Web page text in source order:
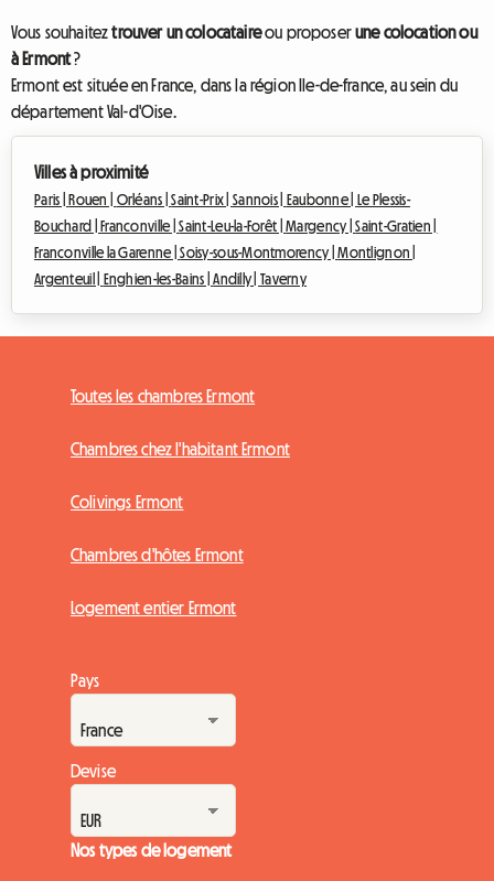
Vous souhaiteztrouver un colocataireou proposerune colocation ou
à Ermont?
Ermont est située en France, dans la région Ile-de-france, au sein du
département Val-d'Oise.
Villes à proximité
Paris | Rouen | Orléans |Saint-Prix | Sannois | Eaubonne |
Le Plessis-
Bouchard |
Franconville |Saint-Leu-la-Forêt |Margency |Saint-Gratien |
Franconville la Garenne |Soisy-sous-Montmorency |Montlignon |
Argenteuil |
Enghien-les-Bains |Andilly |Taverny
Toutes les chambres Ermont
Chambres chez l'habitant Ermont
Colivings Ermont
Chambres d'hôtes Ermont
Logement entier Ermont
Pays
Devise
Nos types de logement